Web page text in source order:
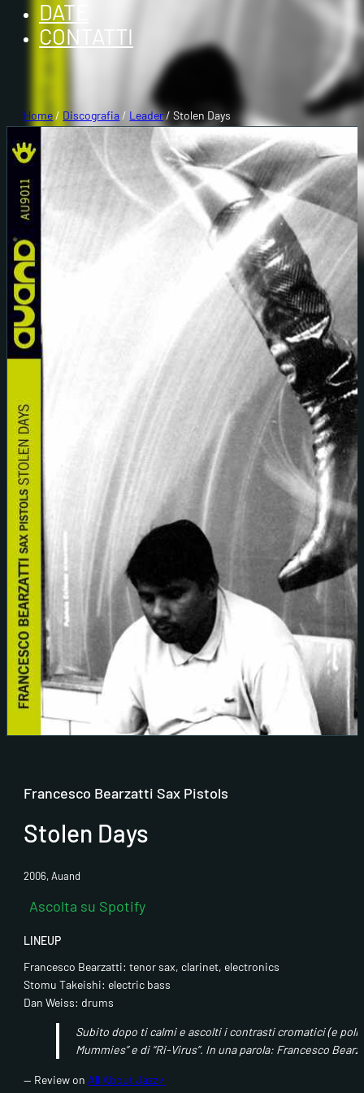
DATE
CONTATTI
Home/ Discografia/ Leader/ Stolen Days
Francesco Bearzatti Sax Pistols
Stolen Days
2006, Auand
Fai clic
Ascolta su Spotify
LINEUP
Francesco Bearzatti: tenor sax, clarinet, electronics
Stomu Takeishi: electric bass
Dan Weiss: drums
Subito dopo ti calmi e ascolti i contrasti cromatici (e
Mummies” e di “Ri-Virus”. In una parola: Francesco
— Review on All About Jazz